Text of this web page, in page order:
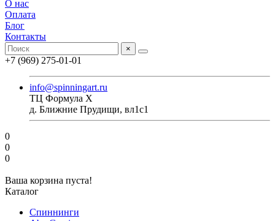
О нас
Оплата
Блог
Контакты
×
+7 (969) 275-01-01
info@spinningart.ru
ТЦ Формула X
д. Ближние Прудищи, вл1с1
0
0
0
Ваша корзина пуста!
Каталог
Спиннинги